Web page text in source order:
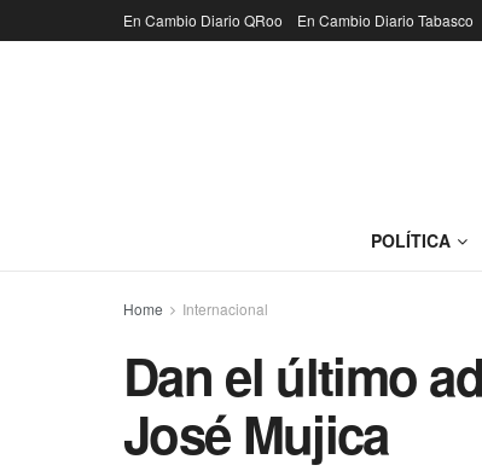
En Cambio Diario QRoo En Cambio Diario Tabasco
POLÍTICA
Home Internacional
Dan el último
José Mujica